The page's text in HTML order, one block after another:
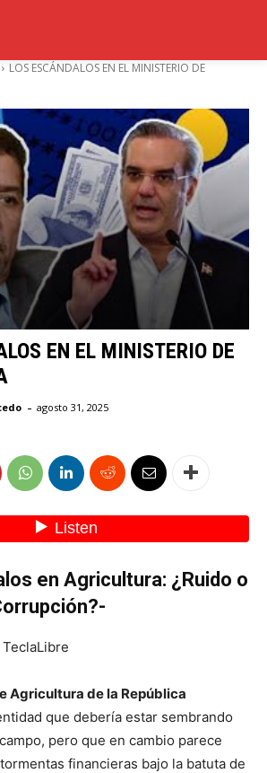
LOS ESCÁNDALOS EN EL MINISTERIO DE
EN EL MINISTERIO DE
- agosto 31, 2025
en Agricultura: ¿Ruido o
Agricultura de la República
que debería estar sembrando
pero que en cambio parece
financieras bajo la batuta de